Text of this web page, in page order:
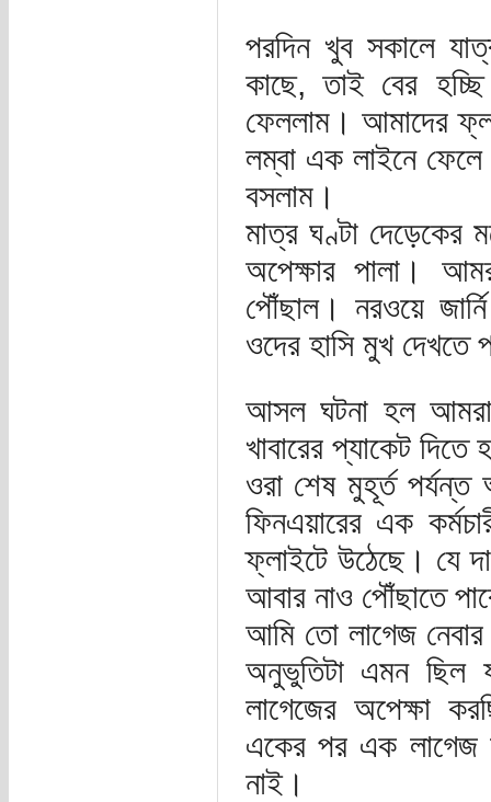
পরদিন খুব সকালে
কাছে, তাই বের
ফেললাম। আমাদের
লম্বা এক লাইনে
বসলাম।
মাত্র ঘণ্টা
অপেক্ষার পালা।
পৌঁছাল। নরওয়ে
ওদের হাসি মুখ
আসল ঘটনা হল আমরা
খাবারের প্যাকেট
ওরা শেষ মুহূর্ত
ফিনএয়ারের এক
ফ্লাইটে উঠেছে। যে
আবার নাও পৌঁছাতে
আমি তো লাগেজ নেবার
অনুভুতিটা এমন ছিল
লাগেজের অপেক্ষা
একের পর এক লাগেজ
নাই।